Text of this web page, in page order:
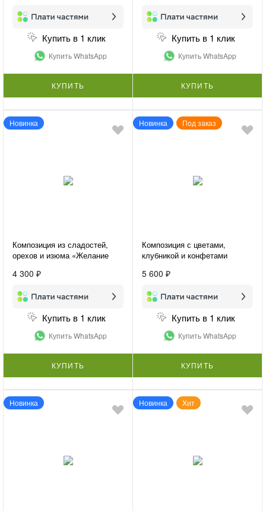
Купить в 1 клик
Купить WhatsApp
КУПИТЬ
Купить в 1 клик
Купить WhatsApp
КУПИТЬ
Новинка
Композиция из сладостей,
орехов и изюма «Желание
4 300 ₽
Купить в 1 клик
Купить WhatsApp
КУПИТЬ
Новинка Под заказ
Композиция с цветами,
клубникой и конфетами
5 600 ₽
Купить в 1 клик
Купить WhatsApp
КУПИТЬ
Новинка Новинка Хит